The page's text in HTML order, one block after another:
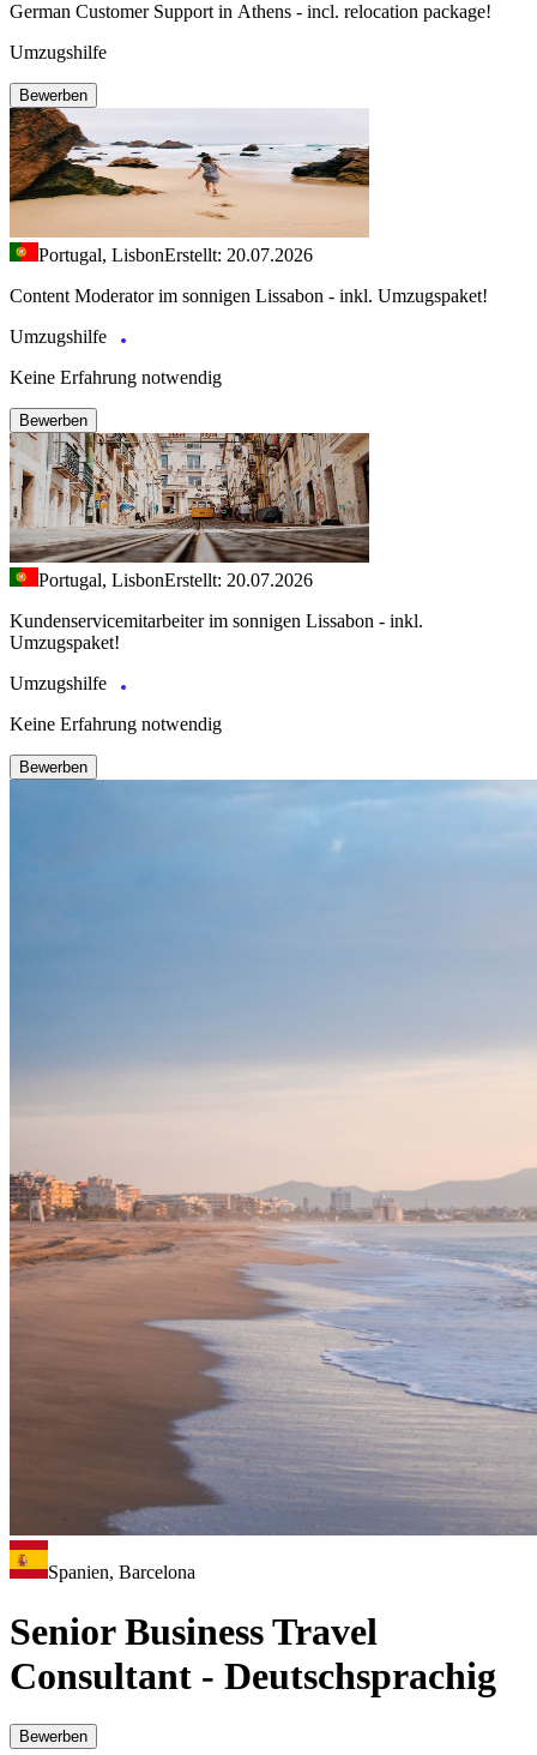
German Customer Support in Athens - incl. relocation package!
Umzugshilfe
Bewerben
Portugal, LisbonErstellt: 20.07.2026
Content Moderator im sonnigen Lissabon - inkl. Umzugspaket!
Umzugshilfe
Keine Erfahrung notwendig
Bewerben
Portugal, LisbonErstellt: 20.07.2026
Kundenservicemitarbeiter im sonnigen Lissabon - inkl.
Umzugspaket!
Umzugshilfe
Keine Erfahrung notwendig
Bewerben
Spanien, Barcelona
Senior Business Travel
Consultant - Deutschsprachig
Bewerben